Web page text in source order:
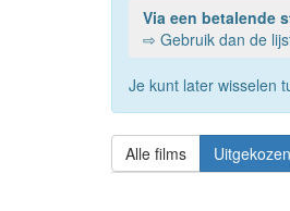
Via een betalende
⇨ Gebruik dan de
Je kunt later wisselen
Alle films